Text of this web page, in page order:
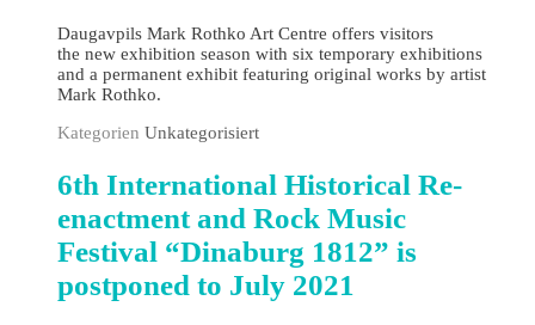
Daugavpils Mark Rothko Art Centre offers visitors
the new exhibition season with six temporary exhibitions
and a permanent exhibit featuring original works by artist
Mark Rothko.
Kategorien Unkategorisiert
6th International Historical Re-
enactment and Rock Music
Festival “Dinaburg 1812” is
postponed to July 2021